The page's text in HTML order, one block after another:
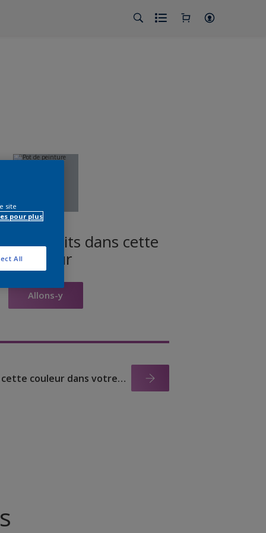
produits dans cette
couleur
Allons-y
Visualisez cette couleur dans votre maison
site
pour plus
All